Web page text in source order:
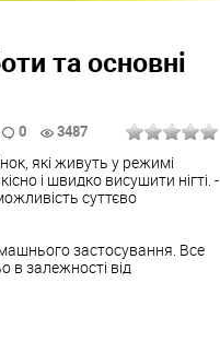
та основні
0 3487
які живуть у режимі
і швидко висушити нігті. -
суттєво
застосування. Все
в залежності від